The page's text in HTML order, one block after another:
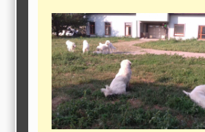
отделочные
материалы,
строительные
машины и техника,
все для
коммуникаций
Туризм, отдых,
путешествия,
авиакомпании, ж/д
перевозки,
пансионаты, отели,